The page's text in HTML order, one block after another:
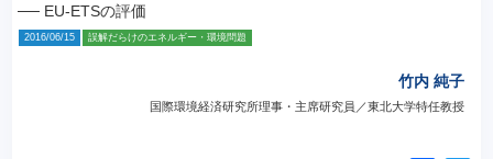
── EU-ETSの評価
2016/06/15 誤解だらけのエネルギー・環境問題
竹内 純子
国際環境経済研究所理事・主席研究員／東北大学特任教授